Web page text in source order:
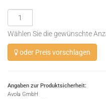
Wählen Sie die gewünschte
oder Preis vorschlagen
Angaben zur Produktsicherheit:
Avola GmbH